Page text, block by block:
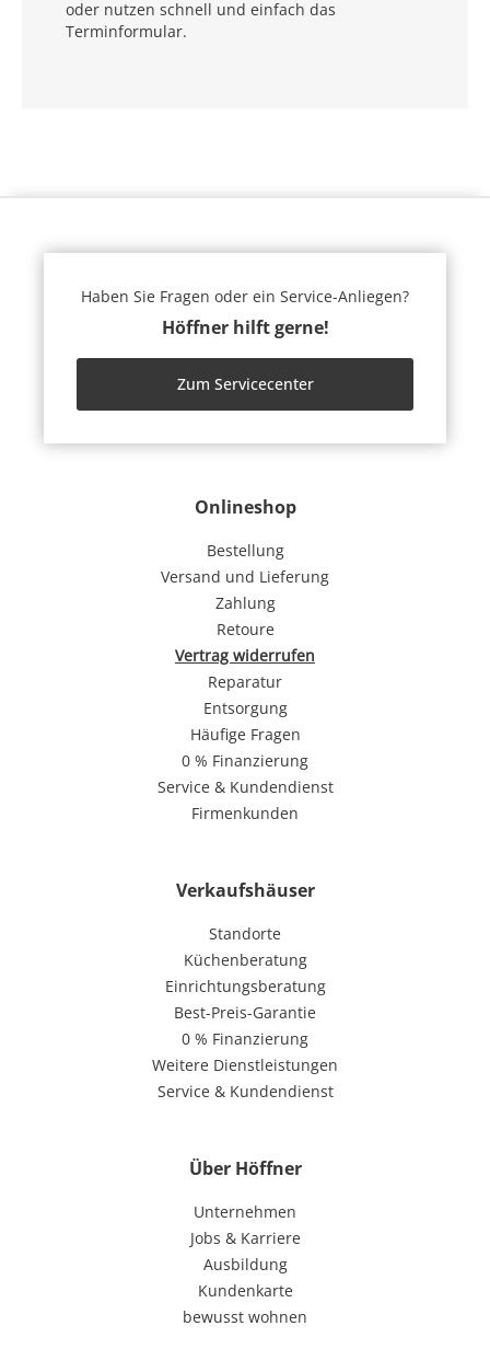
oder nutzen schnell und einfach das
Terminformular.
Onlineshop
Bestellung
Versand und Lieferung
Zahlung
Retoure
Vertrag widerrufen
Reparatur
Entsorgung
Häufige Fragen
0 % Finanzierung
Service & Kundendienst
Firmenkunden
Verkaufshäuser
Standorte
Küchenberatung
Einrichtungsberatung
Best-Preis-Garantie
0 % Finanzierung
Weitere Dienstleistungen
Service & Kundendienst
Über Höffner
Unternehmen
Jobs & Karriere
Ausbildung
Kundenkarte
bewusst wohnen
Haben Sie Fragen oder ein Service-Anliegen?
Höffner hilft gerne!
Zum Servicecenter